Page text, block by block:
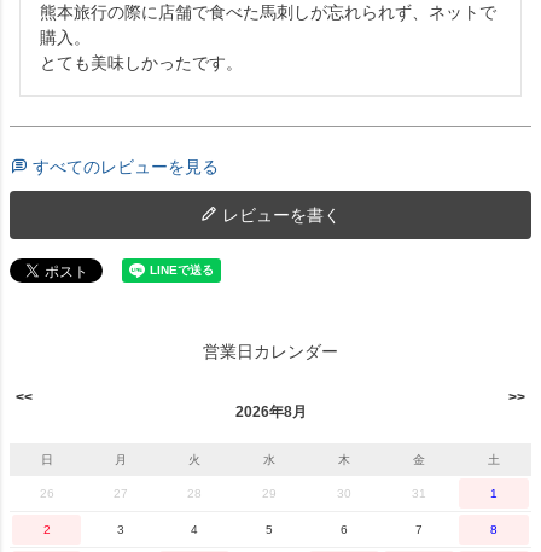
熊本旅行の際に店舗で食べた馬刺しが忘れられず、ネットで
購入。
とても美味しかったです。
すべてのレビューを見る
レビューを書く
営業日カレンダー
2026年8月
日 月 火 水 木 金 土
26 27 28 29 30 31 1
2 3 4 5 6 7 8